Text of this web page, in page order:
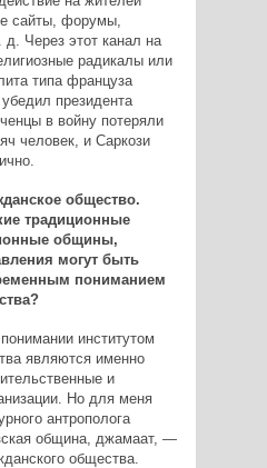
сайты, форумы,
д. Через этот канал на
радикалы или
типа француза
президента
в войну потеряли
человек, и Саркози
общество.
традиционные
общины,
могут быть
пониманием
институтом
являются именно
и
Но для меня
антрополога
община, джамаат, —
общества.